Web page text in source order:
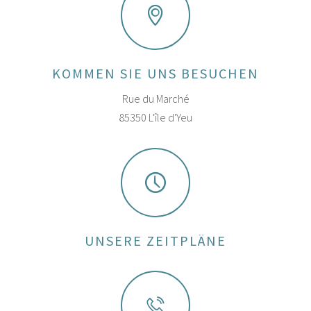
KOMMEN SIE UNS BESUCHEN
Rue du Marché
85350 L'île d'Yeu
UNSERE ZEITPLÄNE